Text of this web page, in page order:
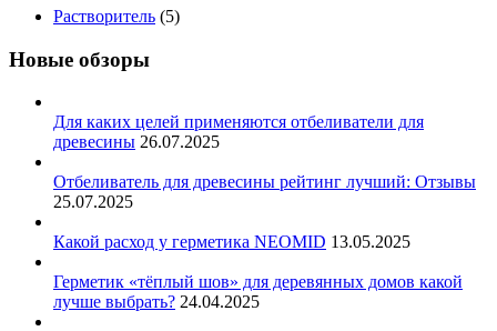
Растворитель (5)
Новые обзоры
Для каких целей применяются отбеливатели для
древесины 26.07.2025
Отбеливатель для древесины рейтинг лучший: Отзывы
25.07.2025
Какой расход у герметика NEOMID 13.05.2025
Герметик «тёплый шов» для деревянных домов какой
лучше выбрать? 24.04.2025